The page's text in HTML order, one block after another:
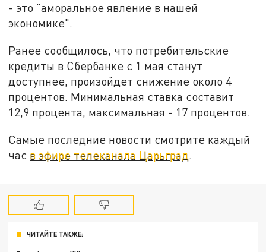
- это "аморальное явление в нашей
экономике".
Ранее сообщилось, что потребительские
кредиты в Сбербанке с 1 мая станут
доступнее, произойдет снижение около 4
процентов. Минимальная ставка составит
12,9 процента, максимальная - 17 процентов.
Самые последние новости смотрите каждый
час в эфире телеканала Царьград
ЧИТАЙТЕ ТАКЖЕ: